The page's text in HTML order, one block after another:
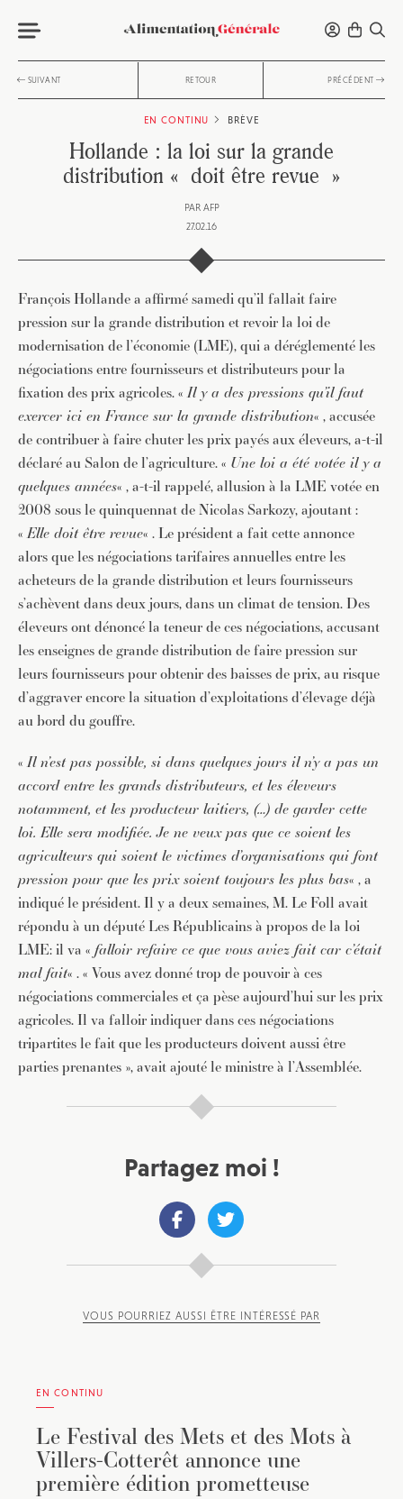
SUIVANT RETOUR PRÉCÉDENT
EN CONTINU BRÈVE
Hollande : la loi sur la grande
distribution « doit être revue »
PAR AFP
27.02.16
François Hollande a affirmé samedi qu’il fallait faire
pression sur la grande distribution et revoir la loi de
modernisation de l’économie (LME), qui a déréglementé les
négociations entre fournisseurs et distributeurs pour la
fixation des prix agricoles. «Il y a des pressions qu’il faut
exercer ici en France sur la grande distribution« , accusée
de contribuer à faire chuter les prix payés aux éleveurs, a-t-il
déclaré au Salon de l’agriculture. « Une loi a été votée il y a
quelques années« , a-t-il rappelé, allusion à la LME votée en
2008 sous le quinquennat de Nicolas Sarkozy, ajoutant :
«Elle doit être revue« . Le président a fait cette annonce
alors que les négociations tarifaires annuelles entre les
acheteurs de la grande distribution et leurs fournisseurs
s’achèvent dans deux jours, dans un climat de tension. Des
éleveurs ont dénoncé la teneur de ces négociations, accusant
les enseignes de grande distribution de faire pression sur
leurs fournisseurs pour obtenir des baisses de prix, au risque
d’aggraver encore la situation d’exploitations d’élevage déjà
au bord du gouffre.
«Il n’est pas possible, si dans quelques jours il n’y a pas un
accord entre les grands distributeurs, et les éleveurs
notamment, et les producteur laitiers, (…) de garder cette
loi. Elle sera modifiée. Je ne veux pas que ce soient les
agriculteurs qui soient le victimes d’organisations qui font
pression pour que les prix soient toujours les plus bas« , a
indiqué le président. Il y a deux semaines, M. Le Foll avait
répondu à un député Les Républicains à propos de la loi
LME: il va « falloir refaire ce que vous aviez fait car c’était
mal fait« . « Vous avez donné trop de pouvoir à ces
négociations commerciales et ça pèse aujourd’hui sur les prix
agricoles. Il va falloir indiquer dans ces négociations
tripartites le fait que les producteurs doivent aussi être
parties prenantes », avait ajouté le ministre à l’Assemblée.
Partagez moi !
VOUS POURRIEZ AUSSI ÊTRE INTÉRESSÉ PAR
EN CONTINU
Le Festival des Mets et des Mots à
Villers-Cotterêt annonce une
première édition prometteuse